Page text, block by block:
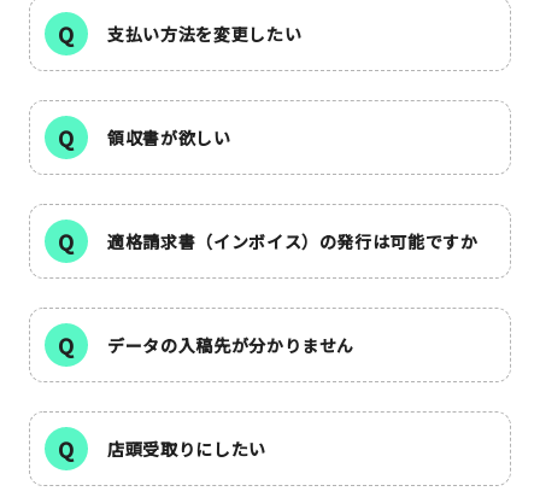
紙
雑貨
本
文房具
JAMグッズ
台湾グッズ
在庫限り
支払い方法を変更したい
領収書が欲しい
適格請求書（インボイス）の発行は可能ですか
データの入稿先が分かりません
店頭受取りにしたい